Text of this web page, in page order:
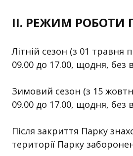
ІІ. РЕЖИМ РОБОТИ
Літній сезон (з 01 травня
09.00 до 17.00, щодня, без
Зимовий сезон (з 15
09.00 до 17.00, щодня, без
Після закриття Парку
території Парку